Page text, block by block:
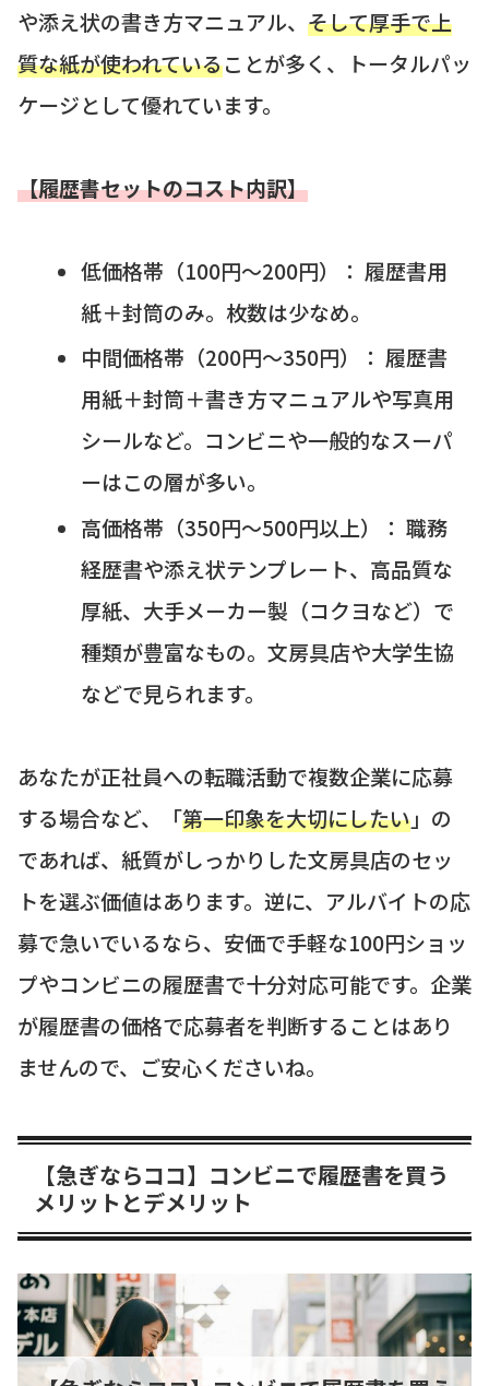
や添え状の書き方マニュアル、 そして厚手で上
質な紙が使われていることが多く、トータルパッ
ケージとして優れています。
【履歴書セットのコスト内訳】
低価格帯（100円～200円）： 履歴書用
紙＋封筒のみ。枚数は少なめ。
中間価格帯（200円～350円）： 履歴書
用紙＋封筒＋書き方マニュアルや写真用
シールなど。コンビニや一般的なスーパ
ーはこの層が多い。
高価格帯（350円～500円以上）： 職務
経歴書や添え状テンプレート、高品質な
厚紙、大手メーカー製（コクヨなど）で
種類が豊富なもの。文房具店や大学生協
などで見られます。
あなたが正社員への転職活動で複数企業に応募
する場合など、「第一印象を大切にしたい」の
であれば、紙質がしっかりした文房具店のセッ
トを選ぶ価値はあります。逆に、アルバイトの応
募で急いでいるなら、安価で手軽な100円ショッ
プやコンビニの履歴書で十分対応可能です。企業
が履歴書の価格で応募者を判断することはあり
ませんので、ご安心くださいね。
【急ぎならココ】コンビニで履歴書を買う
メリットとデメリット